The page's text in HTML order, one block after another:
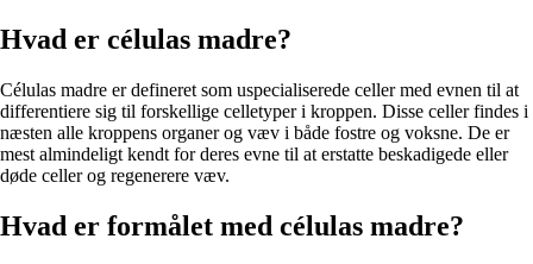
Hvad er células madre?
Células madre er defineret som uspecialiserede celler med evnen til at
differentiere sig til forskellige celletyper i kroppen. Disse celler findes i
næsten alle kroppens organer og væv i både fostre og voksne. De er
mest almindeligt kendt for deres evne til at erstatte beskadigede eller
døde celler og regenerere væv.
Hvad er formålet med células madre?